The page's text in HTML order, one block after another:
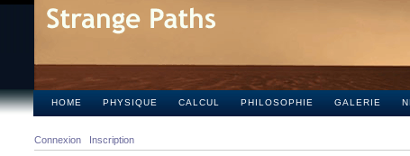
HOME PHYSIQUE CALCUL PHILOSOPHIE GALERIE
Connexion Inscription